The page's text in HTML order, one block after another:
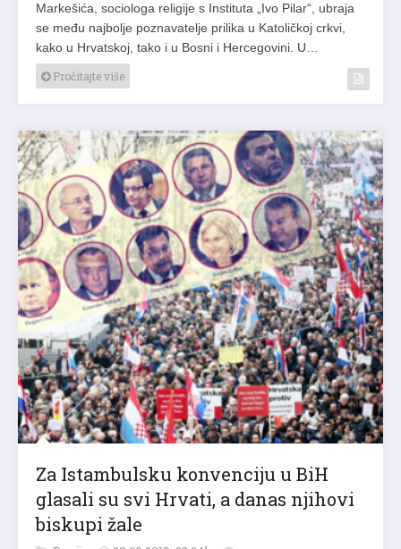
Markešića, sociologa religije s Instituta „Ivo Pilar“, ubraja
se među najbolje poznavatelje prilika u Katoličkoj crkvi,
kako u Hrvatskoj, tako i u Bosni i Hercegovini. U…
Pročitajte više
Za Istambulsku konvenciju u BiH
glasali su svi Hrvati, a danas njihovi
biskupi žale